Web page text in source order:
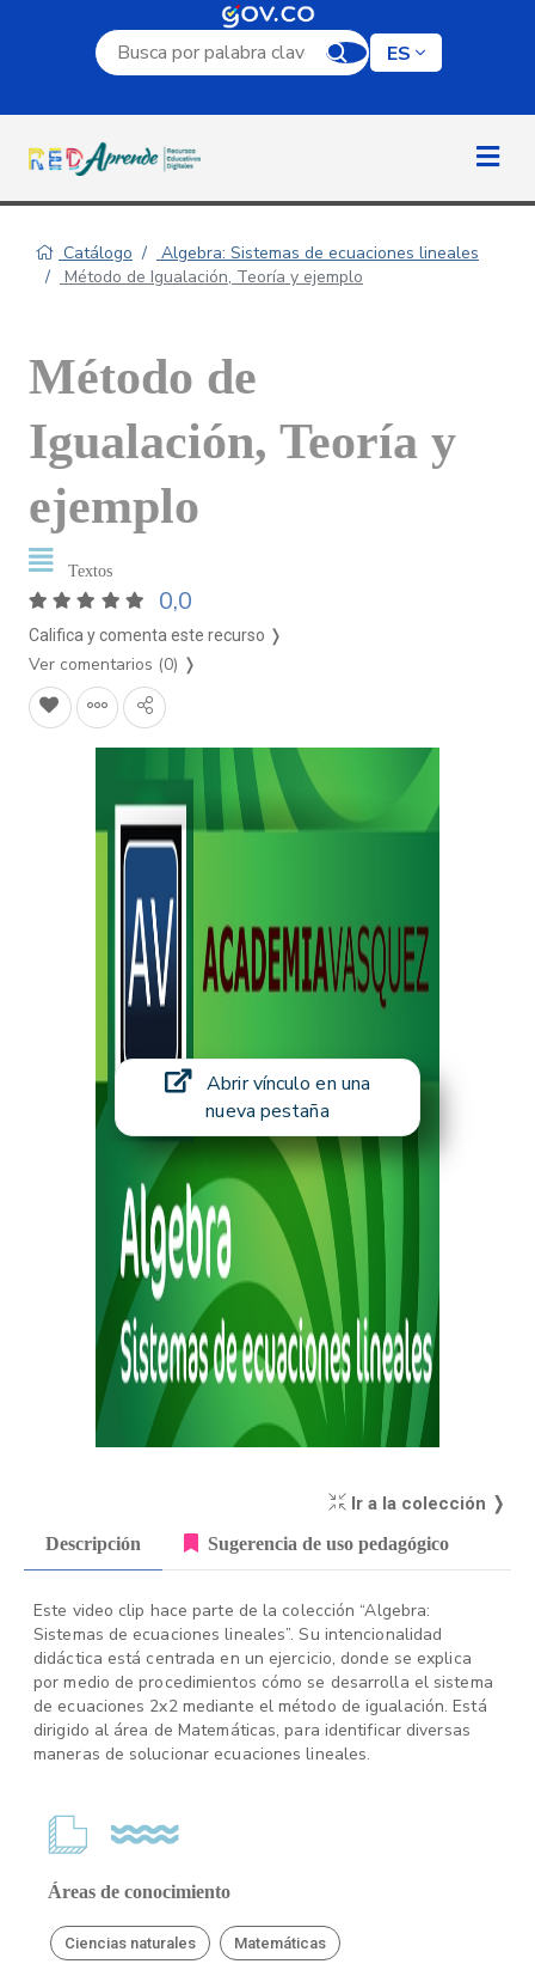
Campo de búsqueda por palabra clave
ES
Catálogo
Algebra: Sistemas de ecuaciones lineales
Método de Igualación, Teoría y ejemplo
Método de
Igualación, Teoría y
ejemplo
Textos
0,0
Califica y comenta este recurso ❭
Ver comentarios (0) ❭
Abrir vínculo en una
nueva pestaña
Ir a la colección ❭
Descripción Sugerencia de uso pedagógico
Este video clip hace parte de la colección “Algebra:
Sistemas de ecuaciones lineales”. Su intencionalidad
didáctica está centrada en un ejercicio, donde se explica
por medio de procedimientos cómo se desarrolla el sistema
de ecuaciones 2x2 mediante el método de igualación. Está
dirigido al área de Matemáticas, para identificar diversas
maneras de solucionar ecuaciones lineales.
Áreas de conocimiento
Ciencias naturales Matemáticas